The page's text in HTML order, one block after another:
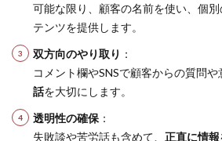
可能な限り、顧客の名前を使い、個
テンツを提供します。
双方向のやり取り ：
コメント欄やSNSで顧客からの質問や
話を大切にします。
透明性の確保 ：
失敗談や苦労話も含めて、 正直に情